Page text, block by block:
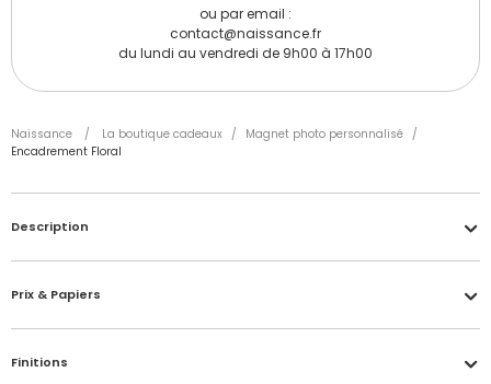
ou par email :
contact@naissance.fr
du lundi au vendredi de 9h00 à 17h00
Naissance / La boutique cadeaux / Magnet photo personnalisé /
Encadrement Floral
Description
Prix & Papiers
Finitions